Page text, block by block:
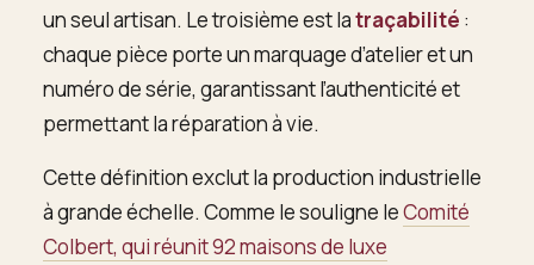
un seul artisan. Le troisième est latraçabilité :
chaque pièce porte un marquage d’atelier et un
numéro de série, garantissant l’authenticité et
permettant la réparation à vie.
Cette définition exclut la production industrielle
à grande échelle. Comme le souligne leComité
Colbert, qui réunit 92 maisons de luxe